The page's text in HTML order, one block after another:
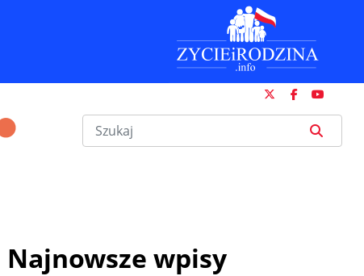
Najnowsze wpisy